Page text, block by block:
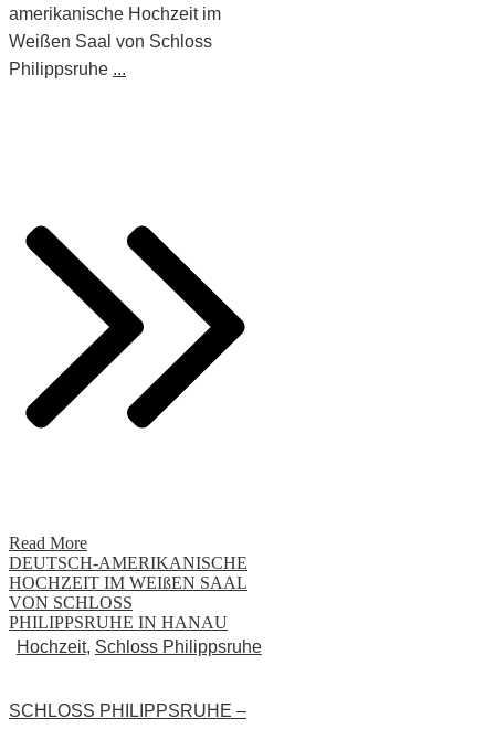
amerikanische Hochzeit im
Weißen Saal von Schloss
Philippsruhe ...
Read More
DEUTSCH-AMERIKANISCHE
HOCHZEIT IM WEIßEN SAAL
VON SCHLOSS
PHILIPPSRUHE IN HANAU
Hochzeit, Schloss Philippsruhe
SCHLOSS PHILIPPSRUHE –